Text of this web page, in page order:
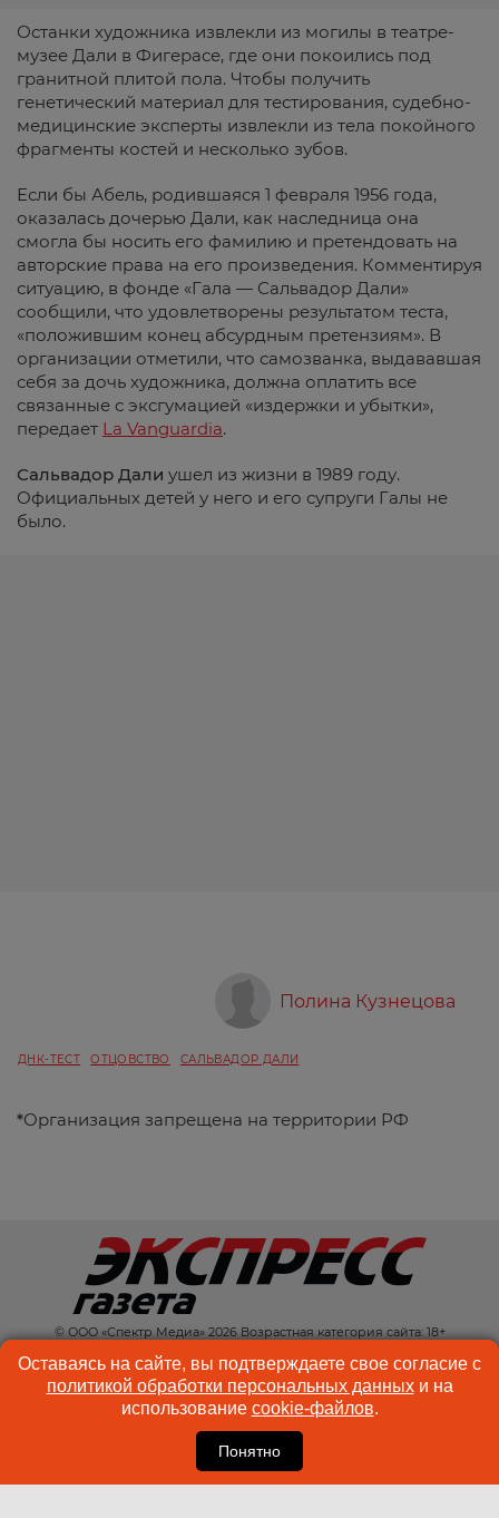
Останки художника извлекли из могилы в театре-
музее Дали в Фигерасе, где они покоились под
гранитной плитой пола. Чтобы получить
генетический материал для тестирования, судебно-
медицинские эксперты извлекли из тела покойного
фрагменты костей и несколько зубов.
Если бы Абель, родившаяся 1 февраля 1956 года,
оказалась дочерью Дали, как наследница она
смогла бы носить его фамилию и претендовать на
авторские права на его произведения. Комментируя
ситуацию, в фонде «Гала — Сальвадор Дали»
сообщили, что удовлетворены результатом теста,
«положившим конец абсурдным претензиям». В
организации отметили, что самозванка, выдававшая
себя за дочь художника, должна оплатить все
связанные с эксгумацией «издержки и убытки»,
передает La Vanguardia.
Сальвадор Дали ушел из жизни в 1989 году.
Официальных детей у него и его супруги Галы не
было.
Полина Кузнецова
ДНК-ТЕСТ ОТЦОВСТВО САЛЬВАДОР ДАЛИ
*Организация запрещена на территории РФ
© ООО «Спектр Медиа» 2026 Возрастная категория сайта: 18+
КОНТАКТЫ
РЕКЛАМА
КУКИ-ФАЙЛЫ
ПОЛЬЗОВАТЕЛЬСКОЕ
СОГЛАШЕНИЕ
Оставаясь на сайте, вы подтверждаете свое согласие с
политикой обработки персональных данныхи на
использование cookie-файлов.
Понятно